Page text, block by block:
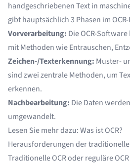
handgeschriebenen Text in
gibt hauptsächlich 3 Phasen im
Vorverarbeitung: Die OCR-
mit Methoden wie Entrauschen,
Zeichen-/Texterkennung: Muster-
sind zwei zentrale Methoden, um
erkennen.
Nachbearbeitung: Die Daten
umgewandelt.
Lesen Sie mehr dazu:Was ist OCR?
Herausforderungen der
Traditionelle OCR oder reguläre